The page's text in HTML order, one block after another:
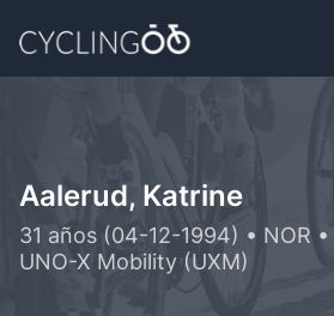
Aalerud, Katrine
31 años (04-12-1994) • NOR •
UNO-X Mobility (UXM)